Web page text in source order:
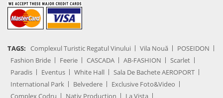
TAGS: Complexul Turistic Regatul Vinului Vila Nouă
POSEIDON
Fashion Bride
Feerie CASCADA AB-FASHION
Scarlet
Paradis
Eventus White Hall
Sala De Bachete AEROPORT
International Park
Belvedere
Exclusive Foto&Video
Complex Codru
Nativ Production La Vista